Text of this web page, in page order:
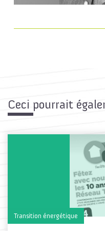
Ceci pourrait
Transition énergétique